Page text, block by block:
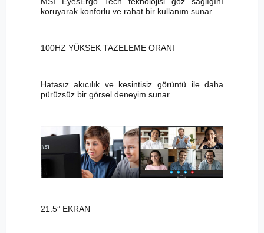
koruyarak konforlu ve rahat bir kullanım sunar.
100HZ YÜKSEK TAZELEME ORANI
Hatasız akıcılık ve kesintisiz görüntü ile daha
pürüzsüz bir görsel deneyim sunar.
21.5” EKRAN